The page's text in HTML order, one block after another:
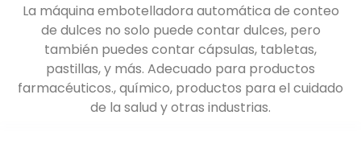
La máquina embotelladora automática de conteo
de dulces no solo puede contar dulces, pero
también puedes contar cápsulas, tabletas,
pastillas, y más. Adecuado para productos
farmacéuticos., químico, productos para el cuidado
de la salud y otras industrias.